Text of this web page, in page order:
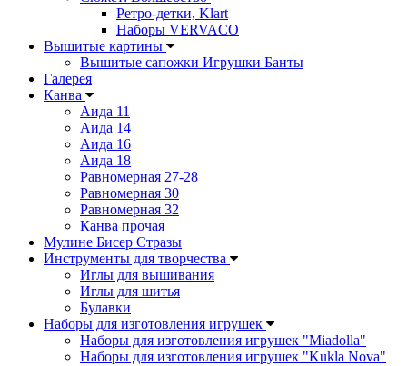
Ретро-детки, Klart
Наборы VERVACO
Вышитые картины
Вышитые сапожки Игрушки Банты
Галерея
Канва
Аида 11
Аида 14
Аида 16
Аида 18
Равномерная 27-28
Равномерная 30
Равномерная 32
Канва прочая
Мулине Бисер Стразы
Инструменты для творчества
Иглы для вышивания
Иглы для шитья
Булавки
Наборы для изготовления игрушек
Наборы для изготовления игрушек "Miadolla"
Наборы для изготовления игрушек "Kukla Nova"